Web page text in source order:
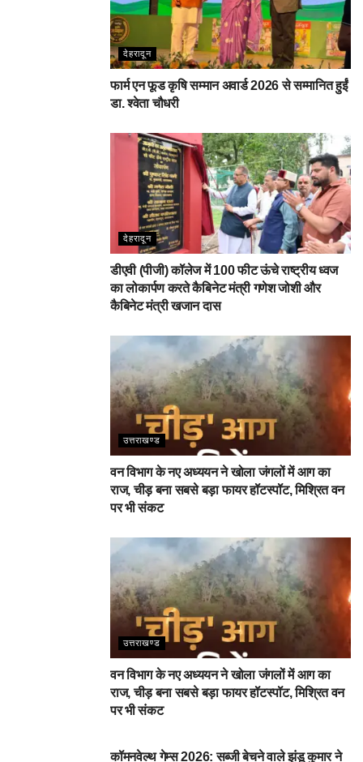
देहरादून
फार्म एन फूड कृषि सम्मान अवार्ड 2026 से सम्मानित हुईं
डा. श्वेता चौधरी
देहरादून
डीएवी (पीजी) कॉलेज में 100 फीट ऊंचे राष्ट्रीय ध्वज
का लोकार्पण करते कैबिनेट मंत्री गणेश जोशी और
कैबिनेट मंत्री खजान दास
उत्तराखण्ड
वन विभाग के नए अध्ययन ने खोला जंगलों में आग का
राज, चीड़ बना सबसे बड़ा फायर हॉटस्पॉट, मिश्रित वन
पर भी संकट
उत्तराखण्ड
वन विभाग के नए अध्ययन ने खोला जंगलों में आग का
राज, चीड़ बना सबसे बड़ा फायर हॉटस्पॉट, मिश्रित वन
पर भी संकट
कॉमनवेल्थ गेम्स 2026: सब्जी बेचने वाले झंडू कुमार ने